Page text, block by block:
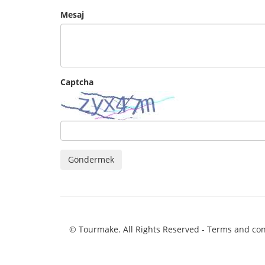
Mesaj
Captcha
Göndermek
© Tourmake. All Rights Reserved - Terms and